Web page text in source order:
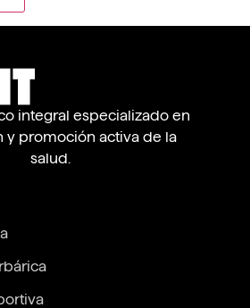
integral especializado en
y promoción activa de la
salud.